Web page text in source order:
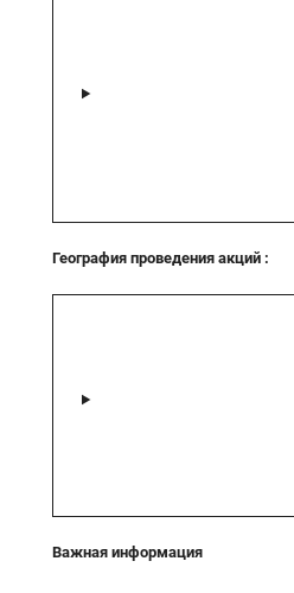
География проведения акций :
Важная информация